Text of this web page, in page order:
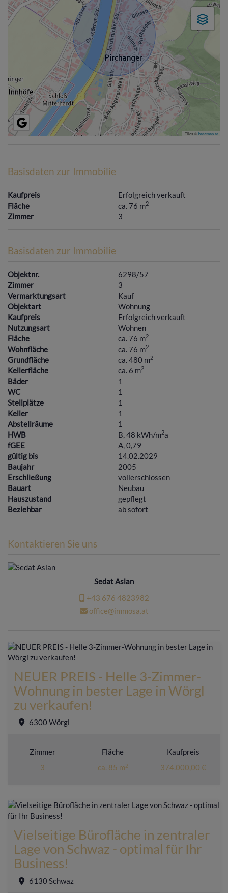
Tiles ©basemap.at
Basisdaten zur Immobilie
Kaufpreis
Erfolgreich verkauft
Fläche
ca. 76 m2
Zimmer 3
Basisdaten zur Immobilie
Objektnr.
6298/57
Zimmer
3
Vermarktungsart
Kauf
Objektart
Wohnung
Kaufpreis
Erfolgreich verkauft
Nutzungsart
Wohnen
Fläche
ca. 76 m2
Wohnfläche ca. 76 m2
Grundfläche ca. 480 m2
Kellerfläche ca. 6 m2
Bäder
1
WC
1
Stellplätze
1
Keller
1
Abstellräume
1
HWB
B, 48 kWh/m2a
fGEE
A, 0,79
gültig bis
14.02.2029
Baujahr
2005
Erschließung
vollerschlossen
Bauart
Neubau
Hauszustand
gepflegt
Beziehbar
ab sofort
Kontaktieren Sie uns
Sedat Aslan
+43 676 4823982
office@immosa.at
NEUER PREIS - Helle 3-Zimmer-
Wohnung in bester Lage in Wörgl
zu verkaufen!
6300 Wörgl
Zimmer
3
Fläche
ca. 85 m2
Kaufpreis
374.000,00 €
Vielseitige Bürofläche in zentraler
Lage von Schwaz - optimal für Ihr
Business!
6130 Schwaz